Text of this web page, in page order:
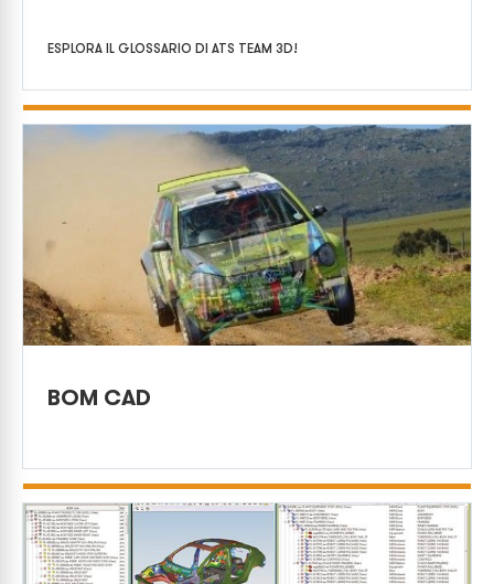
ESPLORA IL GLOSSARIO DI ATS TEAM 3D!
BOM CAD